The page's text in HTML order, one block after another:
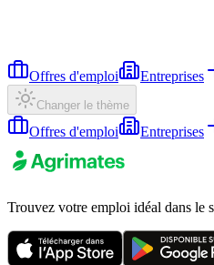
Offres d'emploi Entreprises
Changer le thème
Offres d'emploi Entreprises
Trouvez votre emploi idéal dans le